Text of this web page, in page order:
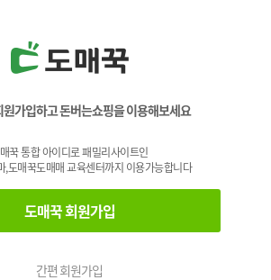
가입하고 돈버는쇼핑을 이용해보세요
꾹 통합 아이디로 패밀리사이트인
,도매꾹도매매 교육센터까지 이용가능합니다
도매꾹 회원가입
간편 회원가입